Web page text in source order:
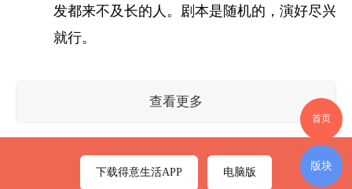
发都来不及长的人。剧本是随机的，演好尽兴
就行。
查看更多
首页
版块
下载得意生活APP 电脑版